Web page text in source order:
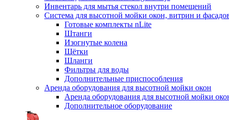
Инвентарь для мытья стекол внутри помещений
Система для высотной мойки окон, витрин и
Готовые комплекты nLite
Штанги
Изогнутые колена
Щётки
Шланги
Фильтры для воды
Дополнительные приспособления
Аренда оборудования для высотной мойки окон
Аренда оборудования для высотной мойки
Дополнительное оборудование